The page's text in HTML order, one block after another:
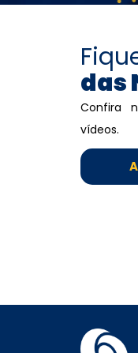
das
Confira
vídeos.